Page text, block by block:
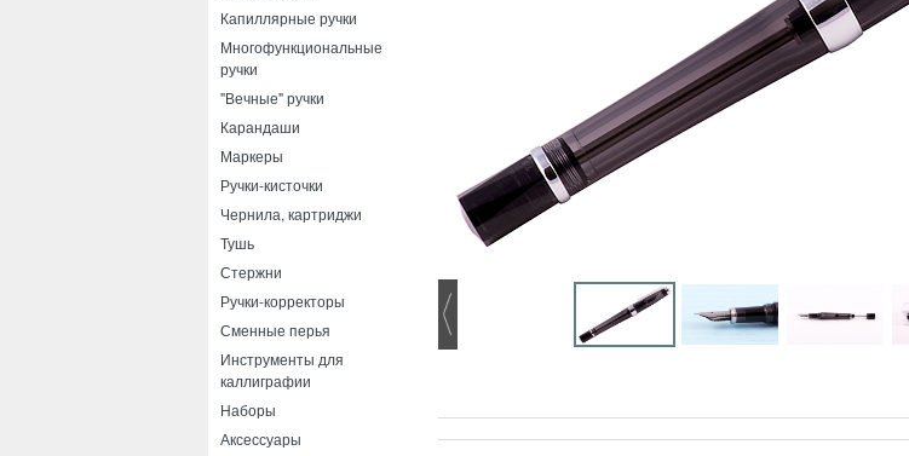
Капиллярные ручки
Многофункциональные
ручки
"Вечные" ручки
Карандаши
Маркеры
Ручки-кисточки
Чернила, картриджи
Тушь
Стержни
Ручки-корректоры
Сменные перья
Инструменты для
каллиграфии
Наборы
Аксессуары